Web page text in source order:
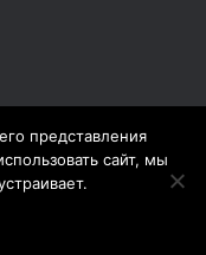
представления
сайт, мы